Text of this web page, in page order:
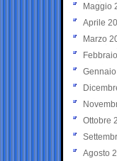
Maggio
Aprile
Marzo
Ottobre
Agosto